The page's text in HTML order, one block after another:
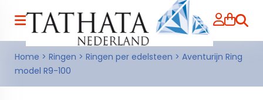
Home > Ringen > Ringen per edelsteen > Aventurijn Ring
model R9-100